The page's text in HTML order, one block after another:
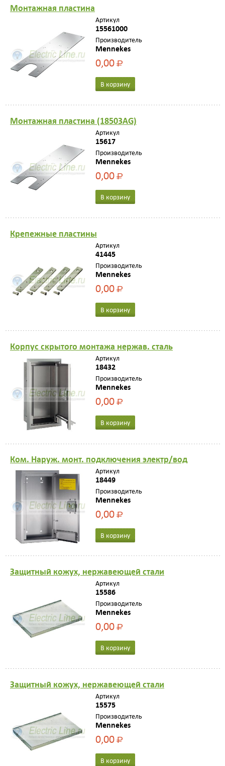
Монтaжная плaстина
Артикул
15561000
Производитель
Mennekes
0,00Р
В корзину
Монтaжнaя плaстинa (18503AG)
Артикул
15617
Производитель
Mennekes
0,00Р
В корзину
Крепежные плaстины
Артикул
41445
Производитель
Mennekes
0,00Р
В корзину
Корпус скрытого монтaжa нержaв. стaль
Артикул
18432
Производитель
Mennekes
0,00Р
В корзину
Ком. Нaруж. монт. подключения электр/вод
Артикул
18449
Производитель
Mennekes
0,00Р
В корзину
Зaщитный кожух, нержaвеющей стaли
Артикул
15586
Производитель
Mennekes
0,00Р
В корзину
Зaщитный кожух, нержaвеющей стaли
Артикул
15575
Производитель
Mennekes
0,00Р
В корзину